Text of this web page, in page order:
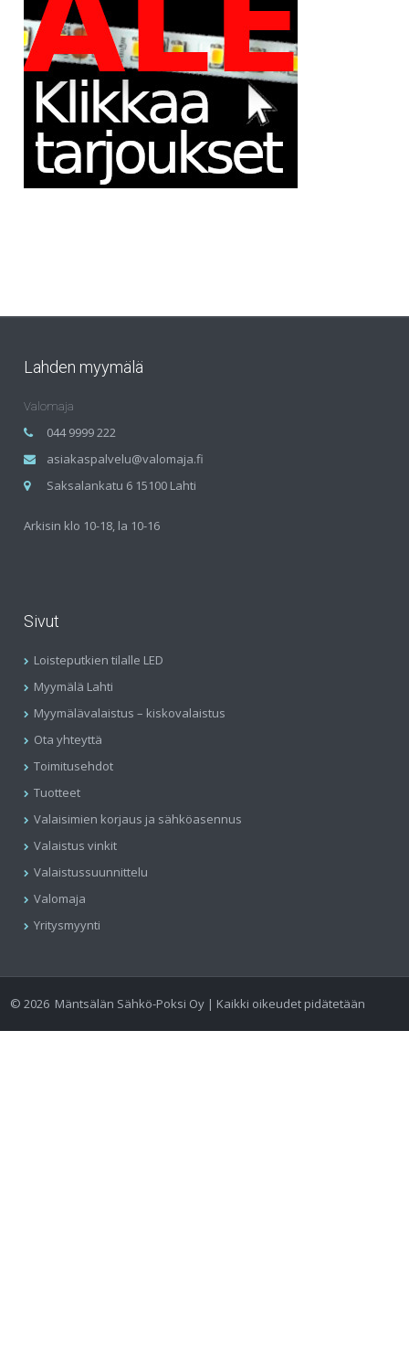
Lahden myymälä
Valomaja
044 9999 222
asiakaspalvelu@valomaja.fi
Saksalankatu 6 15100 Lahti
Arkisin klo 10-18, la 10-16
Sivut
Loisteputkien tilalle LED
Myymälä Lahti
Myymälävalaistus – kiskovalaistus
Ota yhteyttä
Toimitusehdot
Tuotteet
Valaisimien korjaus ja sähköasennus
Valaistus vinkit
Valaistussuunnittelu
Valomaja
Yritysmyynti
©2026 Mäntsälän Sähkö-Poksi Oy | Kaikki oikeudet pidätetään